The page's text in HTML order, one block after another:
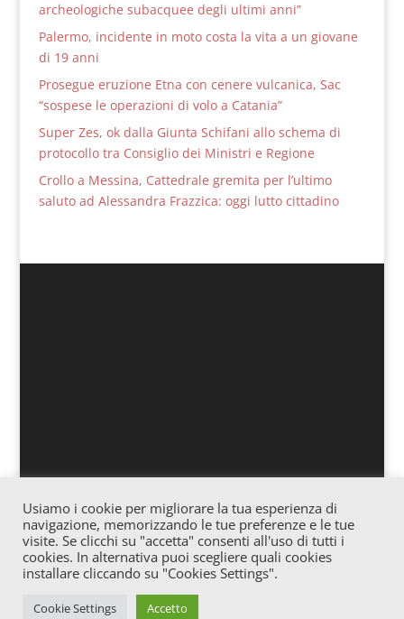
archeologiche subacquee degli ultimi anni”
Palermo, incidente in moto costa la vita a un giovane
di 19 anni
Prosegue eruzione Etna con cenere vulcanica, Sac
“sospese le operazioni di volo a Catania”
Super Zes, ok dalla Giunta Schifani allo schema di
protocollo tra Consiglio dei Ministri e Regione
Crollo a Messina, Cattedrale gremita per l’ultimo
saluto ad Alessandra Frazzica: oggi lutto cittadino
Associazione culturale “Officina” – Via Vitale 25
Gagliano – Cod. fiscale: 91057620865 – Iscrizione
Registro Stampa c/o Tribunale di Enna n° 02/2016
Direttore Responsabile: Josè Trovato – E-mail:
jtrovato79@gmail.com
Usiamo i cookie per migliorare la tua esperienza di
navigazione, memorizzando le tue preferenze e le tue
visite. Se clicchi su "accetta" consenti all'uso di tutti i
cookies. In alternativa puoi scegliere quali cookies
installare cliccando su "Cookies Settings".
Cookie Settings Accetto